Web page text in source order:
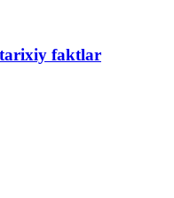
faktlar